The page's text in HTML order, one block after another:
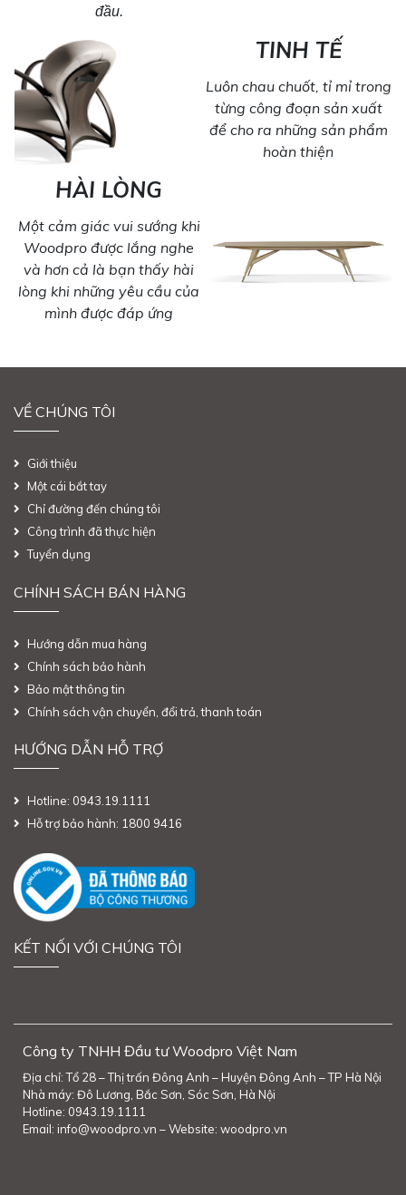
đầu.
TINH TẾ
Luôn chau chuốt, tỉ mỉ trong
từng công đoạn sản xuất
để cho ra những sản phẩm
hoàn thiện
HÀI LÒNG
Một cảm giác vui sướng khi
Woodpro được lắng nghe
và hơn cả là bạn thấy hài
lòng khi những yêu cầu của
mình được đáp ứng
VỀ CHÚNG TÔI
Giới thiệu
Một cái bắt tay
Chỉ đường đến chúng tôi
Công trình đã thực hiện
Tuyển dụng
CHÍNH SÁCH BÁN HÀNG
Hướng dẫn mua hàng
Chính sách bảo hành
Bảo mật thông tin
Chính sách vận chuyển, đổi trả, thanh toán
HƯỚNG DẪN HỖ TRỢ
Hotline: 0943.19.1111
Hỗ trợ bảo hành: 1800 9416
KẾT NỐI VỚI CHÚNG TÔI
Công ty TNHH Đầu tư Woodpro Việt Nam
Địa chỉ: Tổ 28 – Thị trấn Đông Anh – Huyện Đông Anh – TP Hà Nội
Nhà máy: Đô Lương, Bắc Sơn, Sóc Sơn, Hà Nội
Hotline: 0943.19.1111
Email: info@woodpro.vn – Website: woodpro.vn